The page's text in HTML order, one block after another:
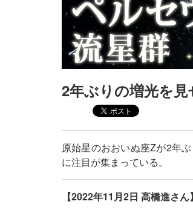
2年ぶりの増光を
原始星のおおいぬ座Zが2年
に注目が集まっている。
【2022年11月2日 高橋進さん】